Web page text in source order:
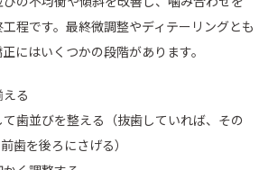
程です。最終微調整やディテーリングとも
にはいくつかの段階があります。
る
歯並びを整える（抜歯していれば、その
歯を後ろにさげる）